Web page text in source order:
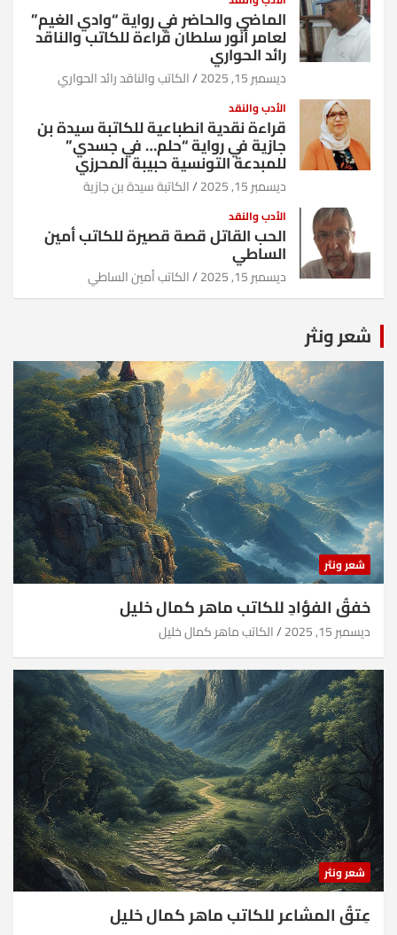
الماضي والحاضر في رواية “وادي الغيم”
لعامر أنور سلطان قراءة للكاتب والناقد
رائد الحواري
ديسمبر 15, 2025 الكاتب والناقد رائد الحواري
الأدب والنقد
قراءة نقدية انطباعية للكاتبة سيدة بن
جازية في رواية “حلم… في جسدي”
للمبدعة التونسية حبيبة المحرزي
ديسمبر 15, 2025 الكاتبة سيدة بن جازية
الأدب والنقد
الحب القاتل قصة قصيرة للكاتب أمين
الساطي
ديسمبر 15, 2025 الكاتب أمين الساطي
شعر ونثر
شعر ونثر
خفقُ الفؤادِ للكاتب ماهر كمال خليل
ديسمبر 15, 2025 الكاتب ماهر كمال خليل
شعر ونثر
عِتقُ المشاعر للكاتب ماهر كمال خليل